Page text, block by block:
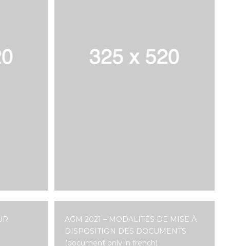
AGM 2021 – MODALITÉS DE MISE À
DISPOSITION DES DOCUMENTS
(document only in french)